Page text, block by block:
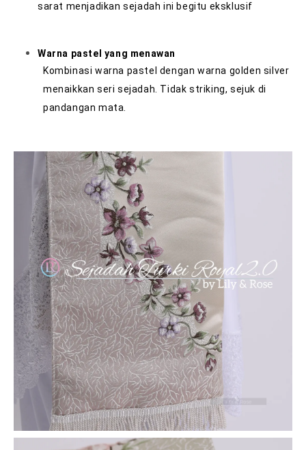
sarat menjadikan sejadah ini begitu eksklusif
Warna pastel yang menawan
Kombinasi warna pastel dengan warna golden silver
menaikkan seri sejadah. Tidak striking, sejuk di
pandangan mata.